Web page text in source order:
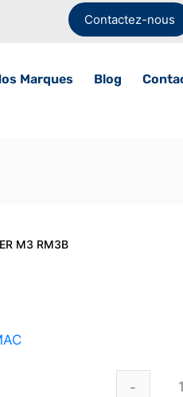
Contactez-nous
Marques Blog
M3 RM3B